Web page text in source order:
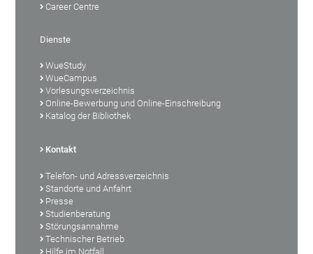
Career Centre
Dienste
WueStudy
WueCampus
Vorlesungsverzeichnis
Online-Bewerbung und Online-Einschreibung
Katalog der Bibliothek
Kontakt
Telefon- und Adressverzeichnis
Standorte und Anfahrt
Presse
Studienberatung
Störungsannahme
Technischer Betrieb
Hilfe im Notfall